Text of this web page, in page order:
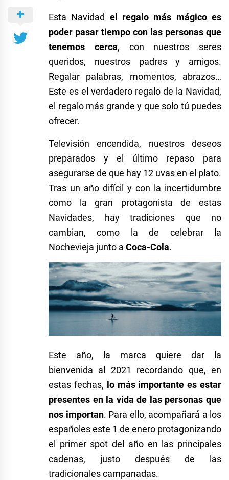
Esta Navidad el regalo más mágico es
poder pasar tiempo con las personas que
tenemos cerca, con nuestros seres
queridos, nuestros padres y amigos.
Regalar palabras, momentos, abrazos…
Este es el verdadero regalo de la Navidad,
el regalo más grande y que solo tú puedes
ofrecer.
Televisión encendida, nuestros deseos
preparados y el último repaso para
asegurarse de que hay 12 uvas en el plato.
Tras un año difícil y con la incertidumbre
como la gran protagonista de estas
Navidades, hay tradiciones que no
cambian, como la de celebrar la
Nochevieja junto a Coca-Cola.
Este año, la marca quiere dar la
bienvenida al 2021 recordando que, en
estas fechas, lo más importante es estar
presentes en la vida de las personas que
nos importan. Para ello, acompañará a los
españoles este 1 de enero protagonizando
el primer spot del año en las principales
cadenas, justo después de las
tradicionales campanadas.